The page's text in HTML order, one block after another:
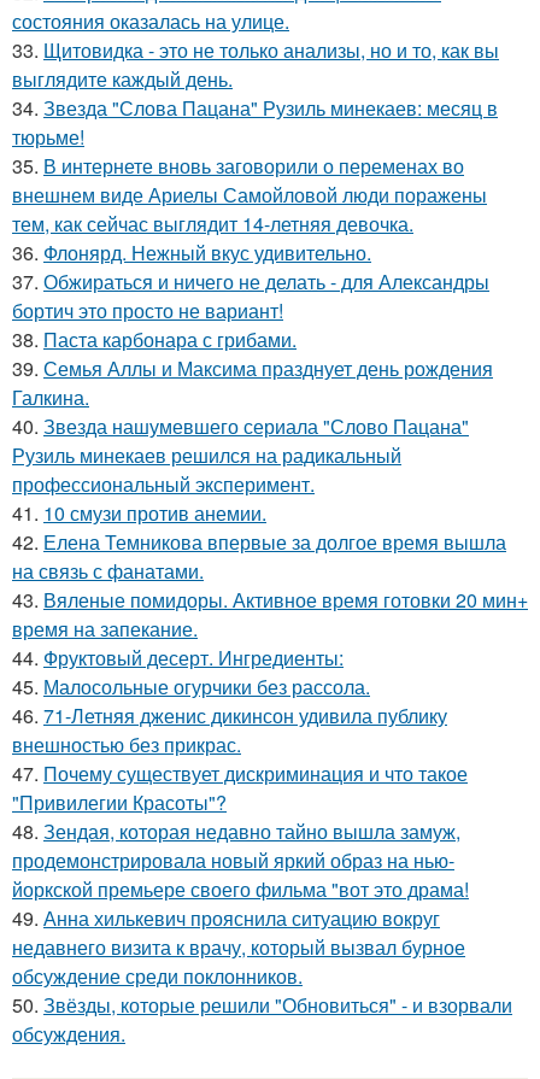
состояния оказалась на улице.
33. Щитовидка - это не только анализы, но и то, как вы
выглядите каждый день.
34. Звезда "Слова Пацана" Рузиль минекаев: месяц в
тюрьме!
35. В интернете вновь заговорили о переменах во
внешнем виде Ариелы Самойловой люди поражены
тем, как сейчас выглядит 14-летняя девочка.
36. Флонярд. Нежный вкус удивительно.
37. Обжираться и ничего не делать - для Александры
бортич это просто не вариант!
38. Паста карбонара с грибами.
39. Семья Аллы и Максима празднует день рождения
Галкина.
40. Звезда нашумевшего сериала "Слово Пацана"
Рузиль минекаев решился на радикальный
профессиональный эксперимент.
41. 10 смузи против анемии.
42. Елена Темникова впервые за долгое время вышла
на связь с фанатами.
43. Вяленые помидоры. Активное время готовки 20 мин+
время на запекание.
44. Фруктовый десерт. Ингредиенты:
45. Малосольные огурчики без рассола.
46. 71-Летняя дженис дикинсон удивила публику
внешностью без прикрас.
47. Почему существует дискриминация и что такое
"Привилегии Красоты"?
48. Зендая, которая недавно тайно вышла замуж,
продемонстрировала новый яркий образ на нью-
йоркской премьере своего фильма "вот это драма!
49. Анна хилькевич прояснила ситуацию вокруг
недавнего визита к врачу, который вызвал бурное
обсуждение среди поклонников.
50. Звёзды, которые решили "Обновиться" - и взорвали
обсуждения.